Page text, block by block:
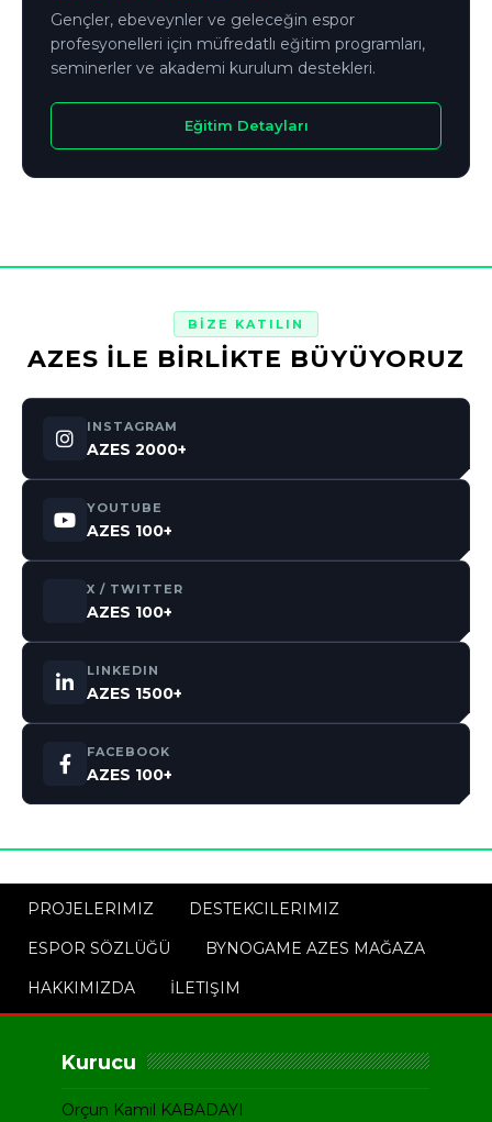
Gençler, ebeveynler ve geleceğin espor
profesyonelleri için müfredatlı eğitim programları,
seminerler ve akademi kurulum destekleri.
Eğitim Detayları
BİZE KATILIN
AZES İLE BİRLİKTE BÜYÜYORUZ
INSTAGRAM
AZES 2000+
YOUTUBE
AZES 100+
X / TWITTER
AZES 100+
LINKEDIN
AZES 1500+
FACEBOOK
AZES 100+
PROJELERIMIZ
DESTEKCILERIMIZ
ESPOR SÖZLÜĞÜ
BYNOGAME AZES MAĞAZA
HAKKIMIZDA
İLETIŞIM
Kurucu
Orçun Kamil KABADAYI